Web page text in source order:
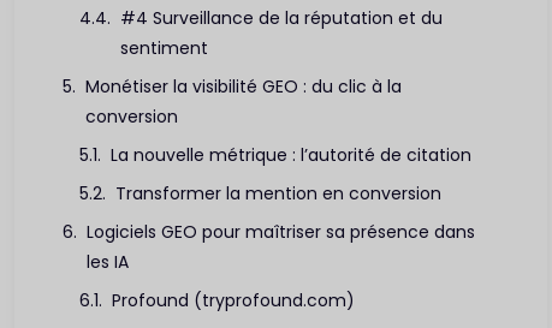
#4 Surveillance de la réputation et du
sentiment
Monétiser la visibilité GEO : du clic à la
conversion
La nouvelle métrique : l’autorité de citation
Transformer la mention en conversion
Logiciels GEO pour maîtriser sa présence dans
les IA
Profound (tryprofound.com)